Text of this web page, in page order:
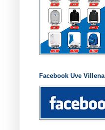
Facebook Uve Villena